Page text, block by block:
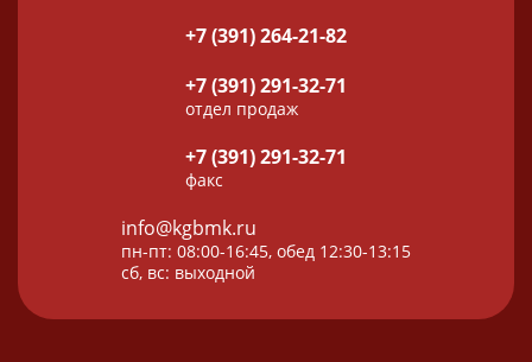
+7 (391) 264-21-82
+7 (391) 291-32-71
отдел продаж
+7 (391) 291-32-71
факс
info@kgbmk.ru
пн-пт: 08:00-16:45, обед 12:30-13:15
сб, вс: выходной